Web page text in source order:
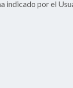
indicado por el